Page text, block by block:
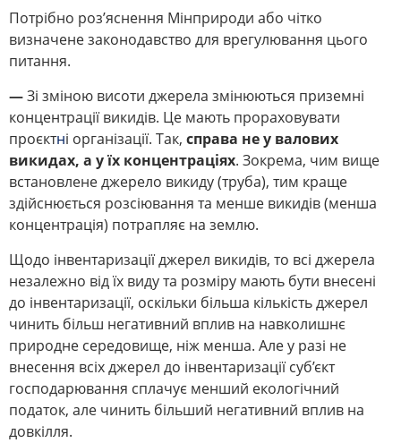
Потрібно роз’яснення Мінприроди або чітко
визначене законодавство для врегулювання цього
питання.
—Зі зміною висоти джерела змінюються приземні
концентрації викидів. Це мають прораховувати
проєктні організації. Так, справа не у валових
викидах, а у їх концентраціях. Зокрема, чим вище
встановлене джерело викиду (труба), тим краще
здійснюється розсіювання та менше викидів (менша
концентрація) потрапляє на землю.
Щодо інвентаризації джерел викидів, то всі джерела
незалежно від їх виду та розміру мають бути внесені
до інвентаризації, оскільки більша кількість джерел
чинить більш негативний вплив на навколишнє
природне середовище, ніж менша. Але у разі не
внесення всіх джерел до інвентаризації суб’єкт
господарювання сплачує менший екологічний
податок, але чинить більший негативний вплив на
довкілля.